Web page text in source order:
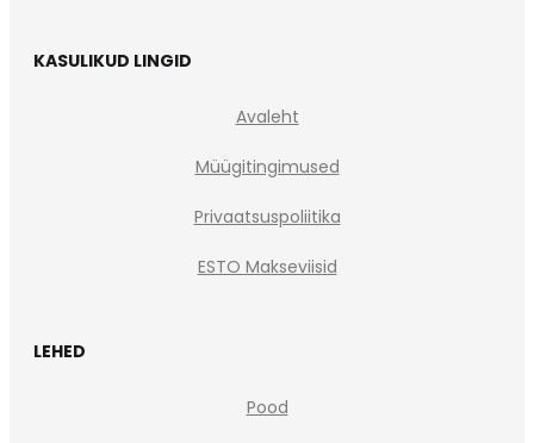
KASULIKUD LINGID
Avaleht
Müügitingimused
Privaatsuspoliitika
ESTO Makseviisid
LEHED
Pood